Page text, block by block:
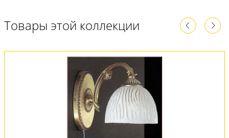
Товары этой коллекции